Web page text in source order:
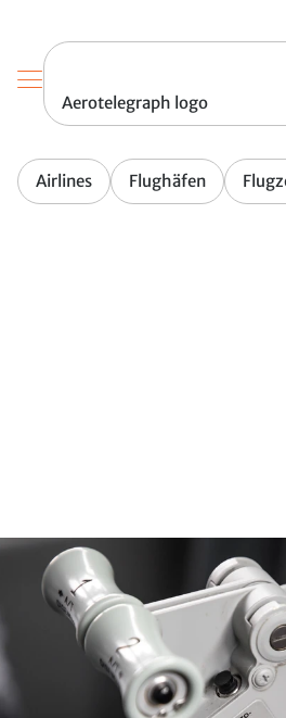
Aerotelegraph logo
Airlines Flughäfen